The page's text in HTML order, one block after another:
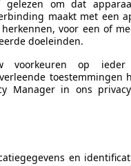
en accessoires
van de
gelezen om dat
maakt met een
voor een of
doeleinden.
voorkeuren op ieder
toestemmingen
Manager in ons
en